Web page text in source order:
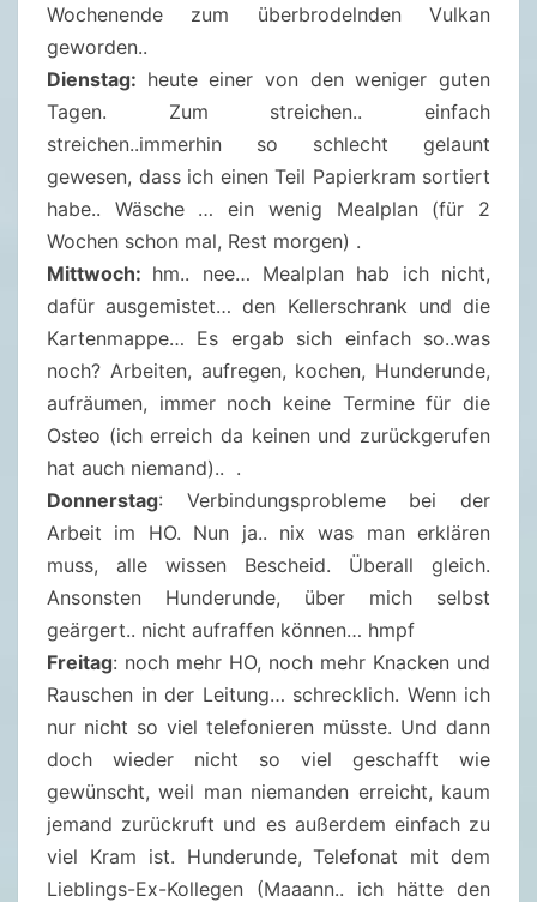
Wochenende zum überbrodelnden Vulkan
geworden..
Dienstag: heute einer von den weniger guten
Tagen. Zum streichen.. einfach
streichen..immerhin so schlecht gelaunt
gewesen, dass ich einen Teil Papierkram sortiert
habe.. Wäsche … ein wenig Mealplan (für 2
Wochen schon mal, Rest morgen) .
Mittwoch: hm.. nee… Mealplan hab ich nicht,
dafür ausgemistet… den Kellerschrank und die
Kartenmappe… Es ergab sich einfach so..was
noch? Arbeiten, aufregen, kochen, Hunderunde,
aufräumen, immer noch keine Termine für die
Osteo (ich erreich da keinen und zurückgerufen
hat auch niemand).. .
Donnerstag: Verbindungsprobleme bei der
Arbeit im HO. Nun ja.. nix was man erklären
muss, alle wissen Bescheid. Überall gleich.
Ansonsten Hunderunde, über mich selbst
geärgert.. nicht aufraffen können… hmpf
Freitag: noch mehr HO, noch mehr Knacken und
Rauschen in der Leitung… schrecklich. Wenn ich
nur nicht so viel telefonieren müsste. Und dann
doch wieder nicht so viel geschafft wie
gewünscht, weil man niemanden erreicht, kaum
jemand zurückruft und es außerdem einfach zu
viel Kram ist. Hunderunde, Telefonat mit dem
Lieblings-Ex-Kollegen (Maaann.. ich hätte den